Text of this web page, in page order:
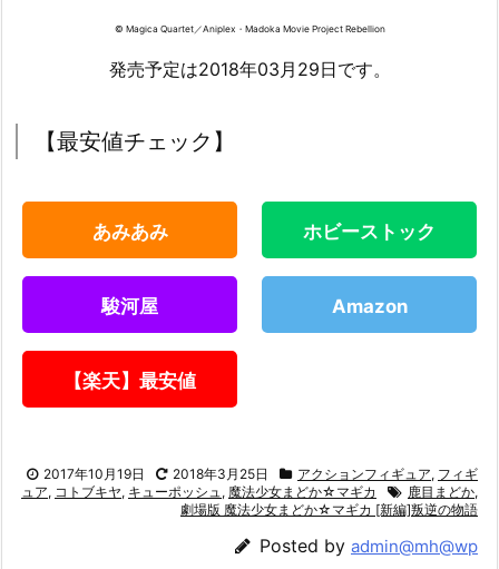
© Magica Quartet／Aniplex・Madoka Movie Project Rebellion
発売予定は2018年03月29日です。
【最安値チェック】
あみあみ ホビーストック
駿河屋 Amazon
【楽天】最安値
2017年10月19日 2018年3月25日 アクションフィギュア, フィギ
ュア, コトブキヤ, キューポッシュ, 魔法少女まどか☆マギカ 鹿目まどか,
劇場版 魔法少女まどか☆マギカ [新編]叛逆の物語
Posted by admin@mh@wp